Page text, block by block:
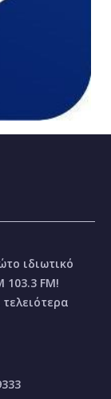
ιδιωτικό
FM!